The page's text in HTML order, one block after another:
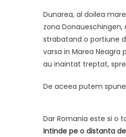
Dunarea, al doilea
zona Donaueschingen,
strabatand o portiune
varsa in Marea
au inaintat treptat,
De aceea putem
Dar Romania este si o
intinde pe o distanta